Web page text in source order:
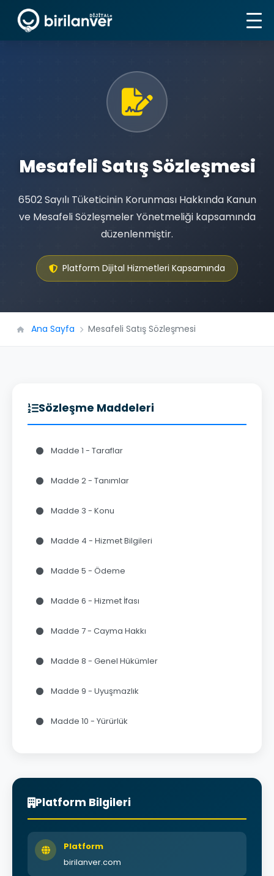
Mesafeli Satış Sözleşmesi
6502 Sayılı Tüketicinin Korunması Hakkında Kanun
ve Mesafeli Sözleşmeler Yönetmeliği kapsamında
düzenlenmiştir.
Platform Dijital Hizmetleri Kapsamında
Ana Sayfa Mesafeli Satış Sözleşmesi
Sözleşme Maddeleri
Madde 1 - Taraflar
Madde 2 - Tanımlar
Madde 3 - Konu
Madde 4 - Hizmet Bilgileri
Madde 5 - Ödeme
Madde 6 - Hizmet İfası
Madde 7 - Cayma Hakkı
Madde 8 - Genel Hükümler
Madde 9 - Uyuşmazlık
Madde 10 - Yürürlük
Platform Bilgileri
Platform
birilanver.com